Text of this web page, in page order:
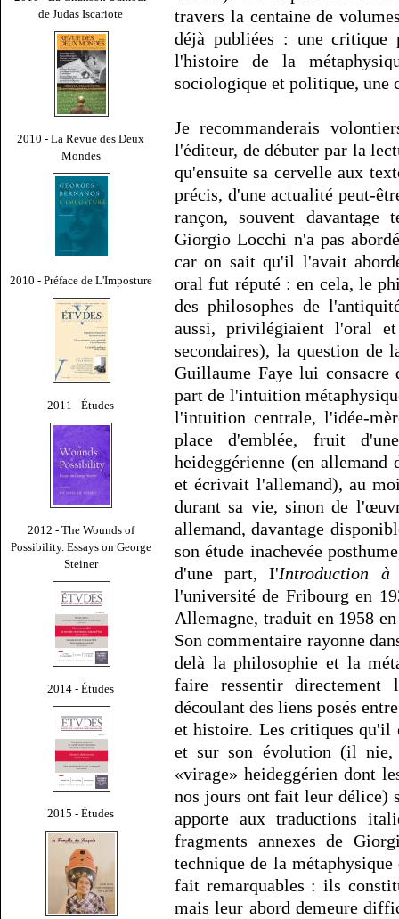
de Judas Iscariote
2010 - La Revue des Deux
Mondes
2010 - Préface de L'Imposture
2011 - Études
2012 - The Wounds of
Possibility. Essays on George
Steiner
2014 - Études
2015 - Études
travers la centaine de
déjà publiées : une critique
l'histoire de la
sociologique et politique, une
Je recommanderais
l'éditeur, de débuter par la
qu'ensuite sa cervelle aux
précis, d'une actualité peut-
rançon, souvent davantage
Giorgio Locchi n'a pas
car on sait qu'il l'avait
oral fut réputé : en cela, le
des philosophes de
aussi, privilégiaient l'oral
secondaires), la question de
Guillaume Faye lui
part de l'intuition
l'intuition centrale, l'idée-
place d'emblée, fruit
heideggérienne (en
et écrivait l'allemand), au
durant sa vie, sinon de
allemand, davantage
son étude inachevée
d'une part, I'Introduction à
l'université de Fribourg en
Allemagne, traduit en 1958
Son commentaire rayonne
delà la philosophie et la
faire ressentir directement
découlant des liens posés
et histoire. Les critiques qu'il
et sur son évolution (il nie,
«virage» heideggérien dont
nos jours ont fait leur délice)
apporte aux traductions
fragments annexes de
technique de la
fait remarquables : ils
mais leur abord demeure